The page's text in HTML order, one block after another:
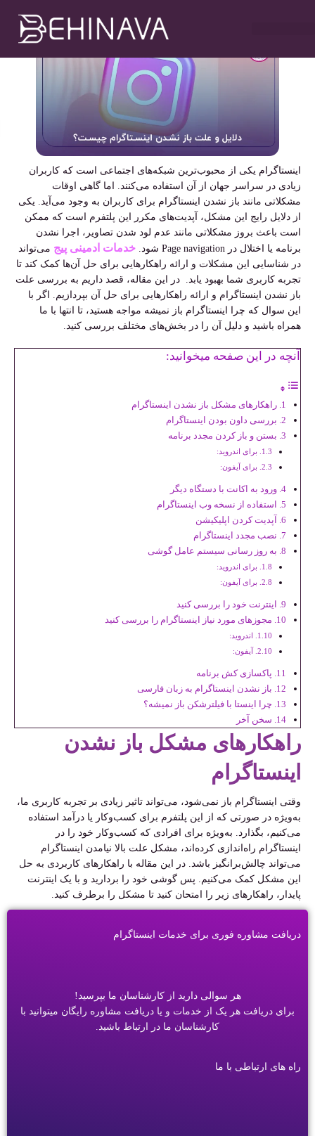
اینستاگرام یکی از محبوب‌ترین شبکه‌های اجتماعی است که کاربران
زیادی در سراسر جهان از آن استفاده می‌کنند. اما گاهی اوقات
مشکلاتی مانند باز نشدن اینستاگرام برای کاربران به وجود می‌آید. یکی
از دلایل رایج این مشکل، آپدیت‌های مکرر این پلتفرم است که ممکن
است باعث بروز مشکلاتی مانند عدم لود شدن تصاویر، اجرا نشدن
برنامه یا اختلال در Page navigation شود. خدمات ادمینی پیج می‌تواند
در شناسایی این مشکلات و ارائه راهکارهایی برای حل آن‌ها کمک کند تا
تجربه کاربری شما بهبود یابد. در این مقاله، قصد داریم به بررسی علت
باز نشدن اینستاگرام و ارائه راهکارهایی برای حل آن بپردازیم. اگر با
این سوال که چرا اینستاگرام باز نمیشه مواجه هستید، تا انتها با ما
همراه باشید و دلیل آن را در بخش‌های مختلف بررسی کنید
آنچه در این صفحه میخوانید:
راهکارهای مشکل باز نشدن اینستاگرام
بررسی داون بودن اینستاگرام
بستن و باز کردن مجدد برنامه
برای اندروید:
برای آیفون:
ورود به اکانت با دستگاه دیگر
استفاده از نسخه وب اینستاگرام
آپدیت کردن اپلیکیشن
نصب مجدد اینستاگرام
به ‌روز رسانی سیستم ‌عامل گوشی
برای اندروید:
برای آیفون:
اینترنت خود را بررسی کنید
مجوزهای مورد نیاز اینستاگرام را بررسی کنید
اندروید:
آیفون:
پاکسازی کش برنامه
باز نشدن اینستاگرام به زبان فارسی
چرا اینستا با فیلترشکن باز نمیشه؟
سخن آخر
راهکارهای مشکل باز نشدن
اینستاگرام
وقتی اینستاگرام باز نمی‌شود، می‌تواند تاثیر زیادی بر تجربه کاربری ما،
به‌ویژه در صورتی که از این پلتفرم برای کسب‌وکار یا درآمد استفاده
می‌کنیم، بگذارد. به‌ویژه برای افرادی که کسب‌وکار خود را در
اینستاگرام راه‌اندازی کرده‌اند، مشکل علت بالا نیامدن اینستاگرام
می‌تواند چالش‌برانگیز باشد. در این مقاله با راهکارهای کاربردی به حل
این مشکل کمک می‌کنیم. پس گوشی خود را بردارید و با یک اینترنت
پایدار، راهکارهای زیر را امتحان کنید تا مشکل را برطرف کنید.
دریافت مشاوره فوری برای خدمات اینستاگرام
هر سوالی دارید از کارشناسان ما بپرسید!
برای دریافت هر یک از خدمات و یا دریافت مشاوره رایگان میتوانید با
کارشناسان ما در ارتباط باشید.
راه های ارتباطی با ما